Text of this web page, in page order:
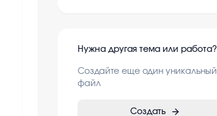
Нужна другая тема или работа?
Создайте еще один уникальный
файл
Создать